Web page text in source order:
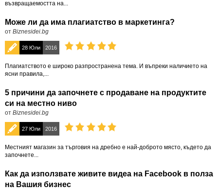
възвращаемостта на...
Може ли да има плагиатство в маркетинга?
от Biznesidei.bg
28 Юли 2016
Плагиатството е широко разпространена тема. И въпреки наличието на
ясни правила,...
5 причини да започнете с продаване на продуктите
си на местно ниво
от Biznesidei.bg
27 Юли 2016
Местният магазин за търговия на дребно е най-доброто място, където да
започнете...
Как да използвате живите видеа на Facebook в полза
на Вашия бизнес